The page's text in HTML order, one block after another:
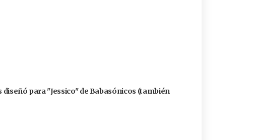
diseñó para "Jessico" de Babasónicos (también